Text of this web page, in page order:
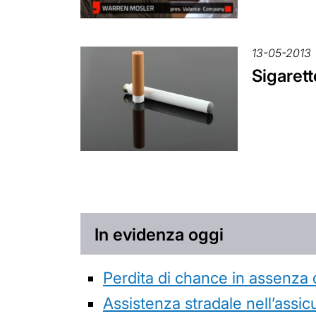
13-05-2013
In evidenza oggi
Perdita di chance in
Assistenza stradale